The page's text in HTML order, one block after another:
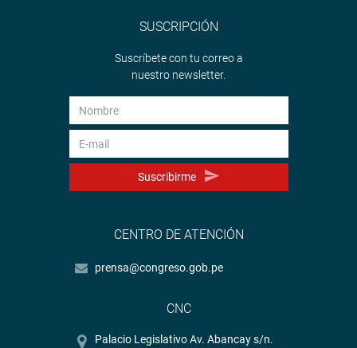
SUSCRIPCIÓN
Suscríbete con tu correo a
nuestro newsletter.
Suscribirme
CENTRO DE ATENCIÓN
prensa@congreso.gob.pe
CNC
Palacio Legislativo Av. Abancay s/n.